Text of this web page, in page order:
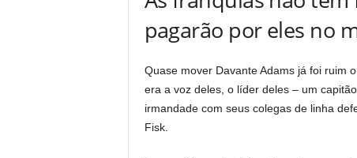
pagarão por eles no
Quase mover Davante Adams já foi ruim
era a voz deles, o líder deles – um
irmandade com seus colegas de linha
Fisk.